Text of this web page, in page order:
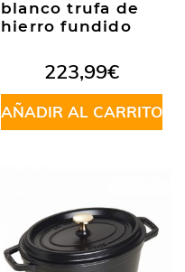
blanco trufa de
hierro fundido
223,99€
AÑADIR AL CARRITO